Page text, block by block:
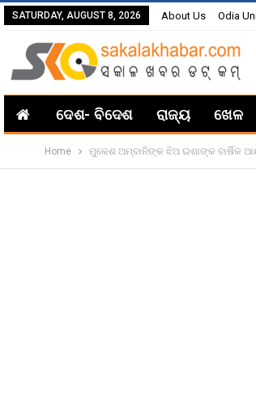
SATURDAY, AUGUST 8, 2026 About Us Odia
ଦେଶ- ବିଦେଶ ରାଜ୍ୟ ଖେଳ
Home ମୁକେଶ ଅମ୍ବାନିଙ୍କ ଝିଅ ଇଶାଙ୍କ